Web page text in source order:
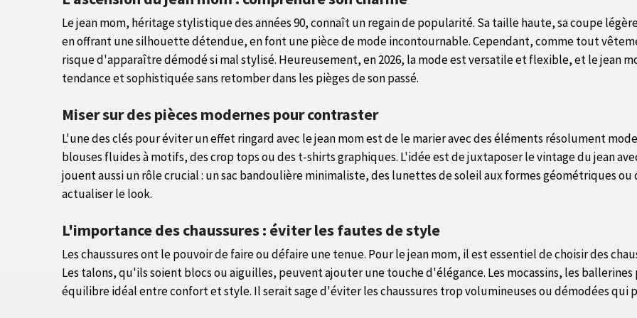
Le jean mom, héritage stylistique des années 90, connaît un regain de popularité. Sa taille haute, sa coupe
en offrant une silhouette détendue, en font une pièce de mode incontournable. Cependant, comme tout
risque d'apparaître démodé si mal stylisé. Heureusement, en 2026, la mode est versatile et flexible, et le jean
tendance et sophistiquée sans retomber dans les pièges de son passé.
Miser sur des pièces modernes pour contraster
L'une des clés pour éviter un effet ringard avec le jean mom est de le marier avec des éléments résolument
blouses fluides à motifs, des crop tops ou des t-shirts graphiques. L'idée est de juxtaposer le vintage du jean
jouent aussi un rôle crucial : un sac bandoulière minimaliste, des lunettes de soleil aux formes géométriques
actualiser le look.
L'importance des chaussures : éviter les fautes de style
Les chaussures ont le pouvoir de faire ou défaire une tenue. Pour le jean mom, il est essentiel de choisir des
Les talons, qu'ils soient blocs ou aiguilles, peuvent ajouter une touche d'élégance. Les mocassins, les
équilibre idéal entre confort et style. Il serait sage d'éviter les chaussures trop volumineuses ou démodées